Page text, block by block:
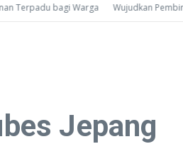
bagi Warga Wujudkan Pembinaan
Jepang